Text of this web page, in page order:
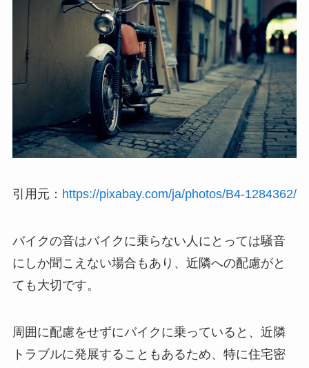
引用元： https://pixabay.com/ja/photos/B4-1284362/
バイクの音はバイクに乗らない人にとっては騒音
にしか聞こえない場合もあり、近隣への配慮がと
ても大切です。
周囲に配慮をせずにバイクに乗っていると、近隣
トラブルに発展することもあるため、特に住宅密